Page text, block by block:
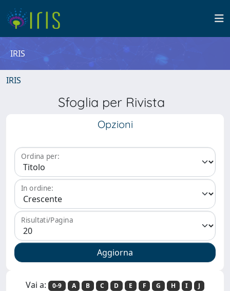
IRIS
IRIS
Sfoglia per Rivista
Opzioni
Ordina per:
In ordine:
Risultati/Pagina
Vai a: 0-9 A B C D E F G H I
J